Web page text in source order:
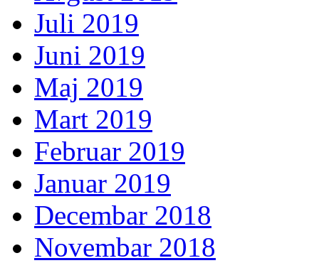
Juli 2019
Juni 2019
Maj 2019
Mart 2019
Februar 2019
Januar 2019
Decembar 2018
Novembar 2018